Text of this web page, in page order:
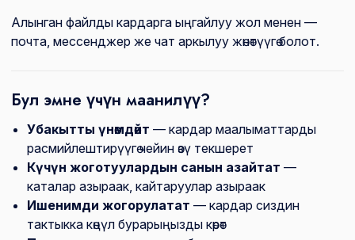
Алынган файлды кардарга ыңгайлуу жол менен —
почта, мессенджер же чат аркылуу жөнөтүүгө болот.
Бул эмне үчүн маанилүү?
Убакытты үнөмдөйт — кардар маалыматтарды
расмийлештирүүгө чейин өзү текшерет
Күчүн жоготуулардын санын азайтат —
каталар азыраак, кайтаруулар азыраак
Ишенимди жогорулатат — кардар сиздин
тактыкка көңүл бурарыңызды көрөт